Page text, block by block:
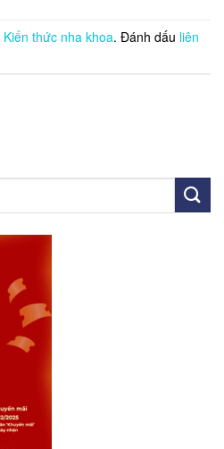
Kiến thức nha khoa. Đánh dấu liên